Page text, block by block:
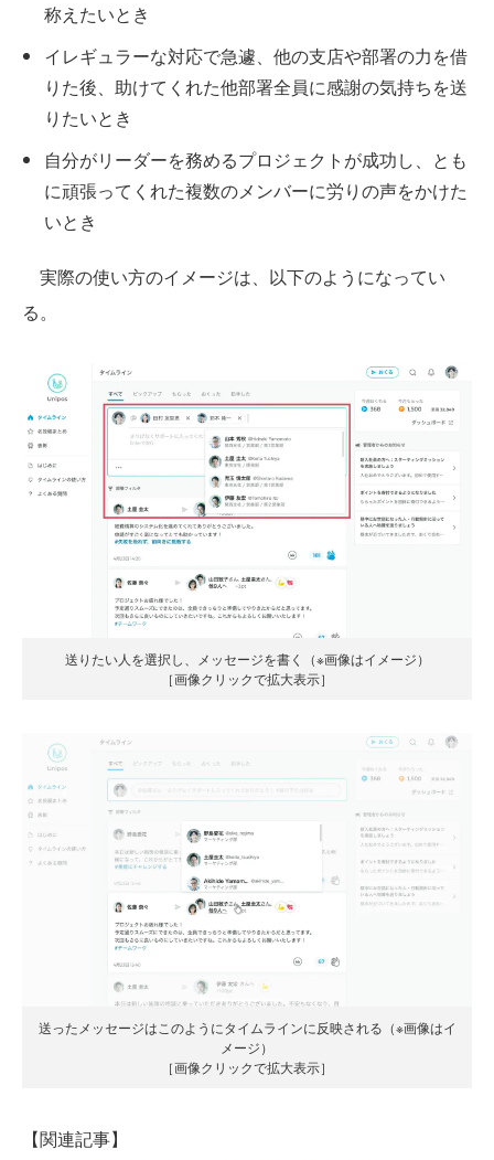
称えたいとき
イレギュラーな対応で急遽、他の支店や部署の力を借
りた後、助けてくれた他部署全員に感謝の気持ちを送
りたいとき
自分がリーダーを務めるプロジェクトが成功し、とも
に頑張ってくれた複数のメンバーに労りの声をかけた
いとき
実際の使い方のイメージは、以下のようになってい
る。
送りたい人を選択し、メッセージを書く（※画像はイメージ）
［画像クリックで拡大表示］
送ったメッセージはこのようにタイムラインに反映される（※画像はイ
メージ）
［画像クリックで拡大表示］
【関連記事】